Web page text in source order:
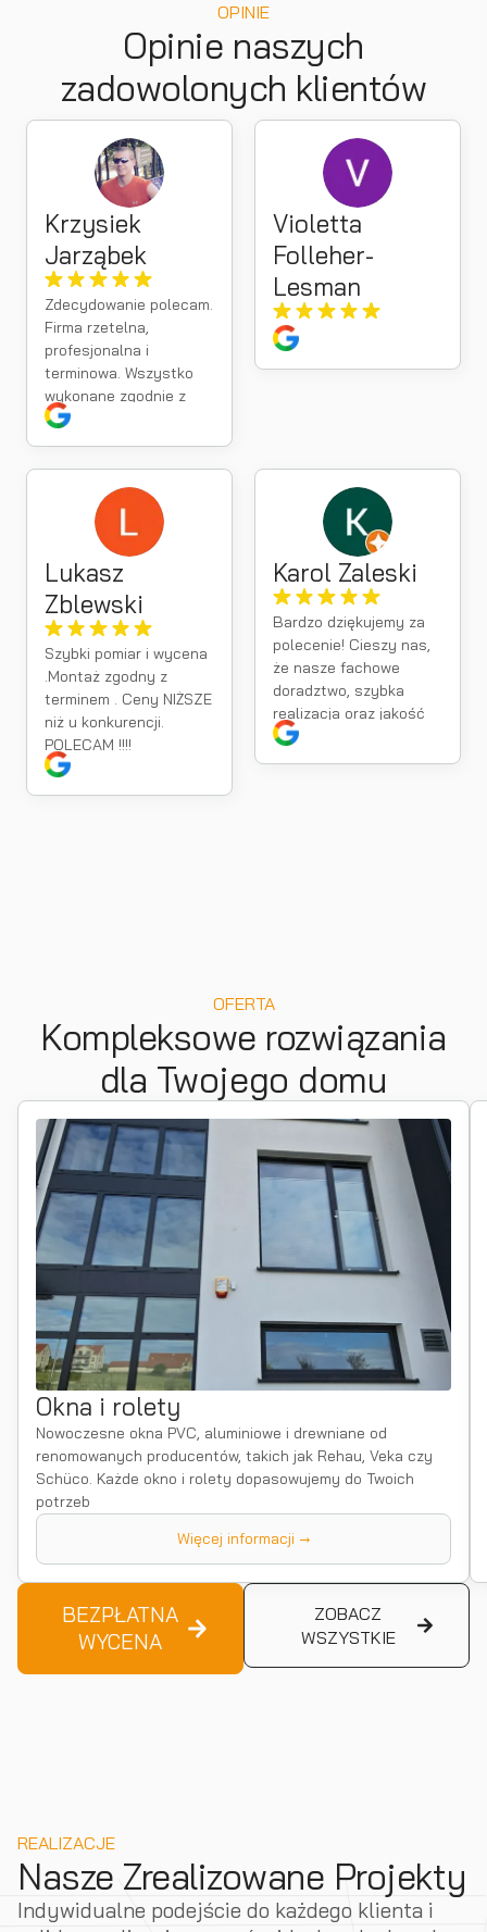
OPINIE
Opinie naszych
zadowolonych klientów
Krzysiek
Jarząbek
Zdecydowanie polecam.
Firma rzetelna,
profesjonalna i
terminowa. Wszystko
wykonane zgodnie z
umową, a kontakt na
najwyższym poziomie.
Violetta
Folleher-
Lesman
Lukasz
Zblewski
Szybki pomiar i wycena
.Montaż zgodny z
terminem . Ceny NIŻSZE
niż u konkurencji.
POLECAM !!!!
Karol Zaleski
Bardzo dziękujemy za
polecenie! Cieszy nas,
że nasze fachowe
doradztwo, szybka
realizacja oraz jakość
montażu spełniły Pana
oczekiwania. Takie
OFERTA
Kompleksowe rozwiązania
dla Twojego domu
Okna i rolety
Nowoczesne okna PVC, aluminiowe i drewniane od
renomowanych producentów, takich jak Rehau, Veka czy
Schüco. Każde okno i rolety dopasowujemy do Twoich
potrzeb
Więcej informacji →
BEZPŁATNA
WYCENA
ZOBACZ
WSZYSTKIE
REALIZACJE
Nasze Zrealizowane Projekty
Indywidualne podejście do każdego klienta i